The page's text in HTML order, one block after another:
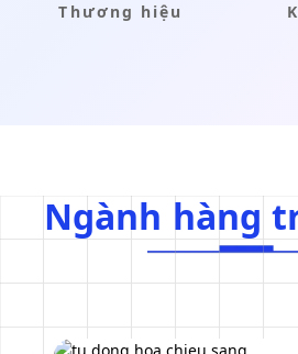
Thương hiệu
Ngành hàng
Ngành hàng t